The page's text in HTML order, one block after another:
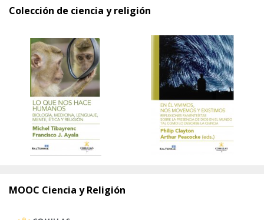
Colección de ciencia y religión
MOOC Ciencia y Religión